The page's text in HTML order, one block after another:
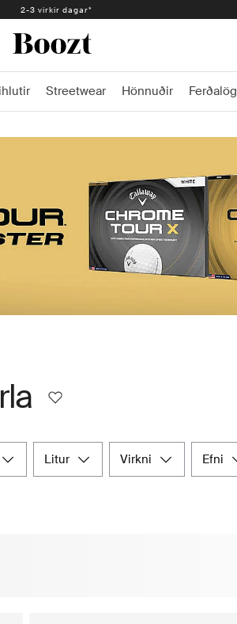
2-3 virkir dagar*
skil 30 dagar - 2.300 kr
Streetwear Hönnuðir Ferðalög
litur virkni efni